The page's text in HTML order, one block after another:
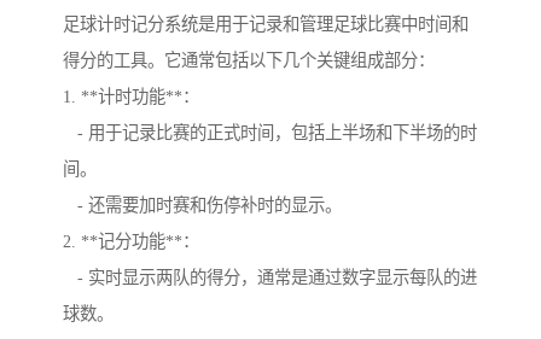
足球计时记分系统是用于记录和管理足球比赛中时间和
得分的工具。它通常包括以下几个关键组成部分：
1. **计时功能**：
- 用于记录比赛的正式时间，包括上半场和下半场的时
间。
- 还需要加时赛和伤停补时的显示。
2. **记分功能**：
- 实时显示两队的得分，通常是通过数字显示每队的进
球数。